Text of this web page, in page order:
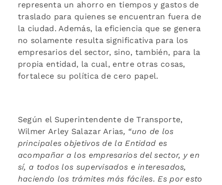
representa un ahorro en tiempos y gastos de
traslado para quienes se encuentran fuera de
la ciudad. Además, la eficiencia que se genera
no solamente resulta significativa para los
empresarios del sector, sino, también, para la
propia entidad, la cual, entre otras cosas,
fortalece su política de cero papel.
Según el Superintendente de Transporte,
Wilmer Arley Salazar Arias, “uno de los
principales objetivos de la Entidad es
acompañar a los empresarios del sector, y en
sí, a todos los supervisados e interesados,
haciendo los trámites más fáciles. Es por esto